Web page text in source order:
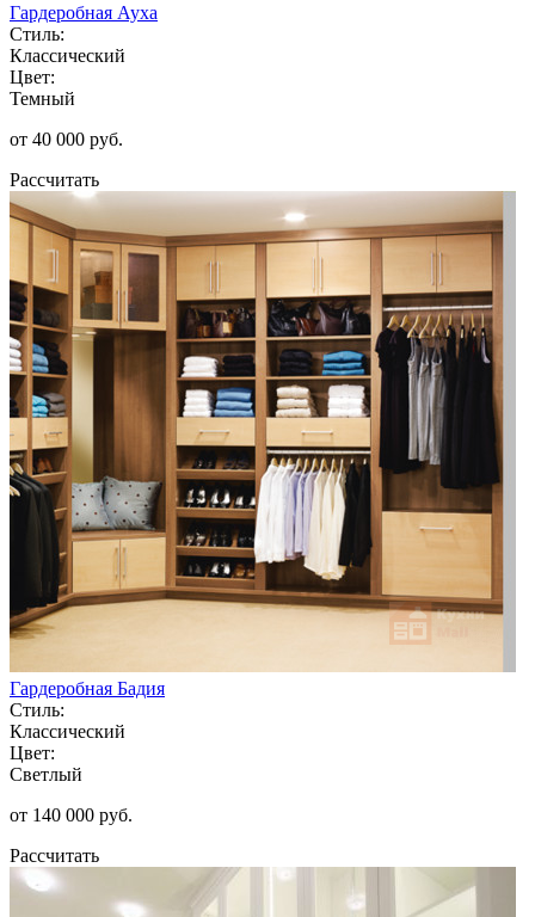
Гардеробная Ауха
Стиль:
Классический
Цвет:
Темный
от 40 000 руб.
Рассчитать
Гардеробная Бадия
Стиль:
Классический
Цвет:
Светлый
от 140 000 руб.
Рассчитать